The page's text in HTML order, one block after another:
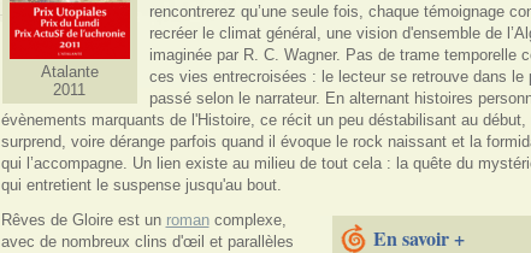
Atalante
2011
rencontrerez qu’une seule fois, chaque témoignage
recréer le climat général, une vision d'ensemble de
imaginée par R. C. Wagner. Pas de trame temporelle
ces vies entrecroisées : le lecteur se retrouve dans le
passé selon le narrateur. En alternant histoires
évènements marquants de l'Histoire, ce récit un peu déstabilisant au début,
surprend, voire dérange parfois quand il évoque le rock naissant et la
qui l’accompagne. Un lien existe au milieu de tout cela : la quête du
qui entretient le suspense jusqu'au bout.
En savoir +
Rêves de Gloire est un romancomplexe,
avec de nombreux clins d'œil et parallèles